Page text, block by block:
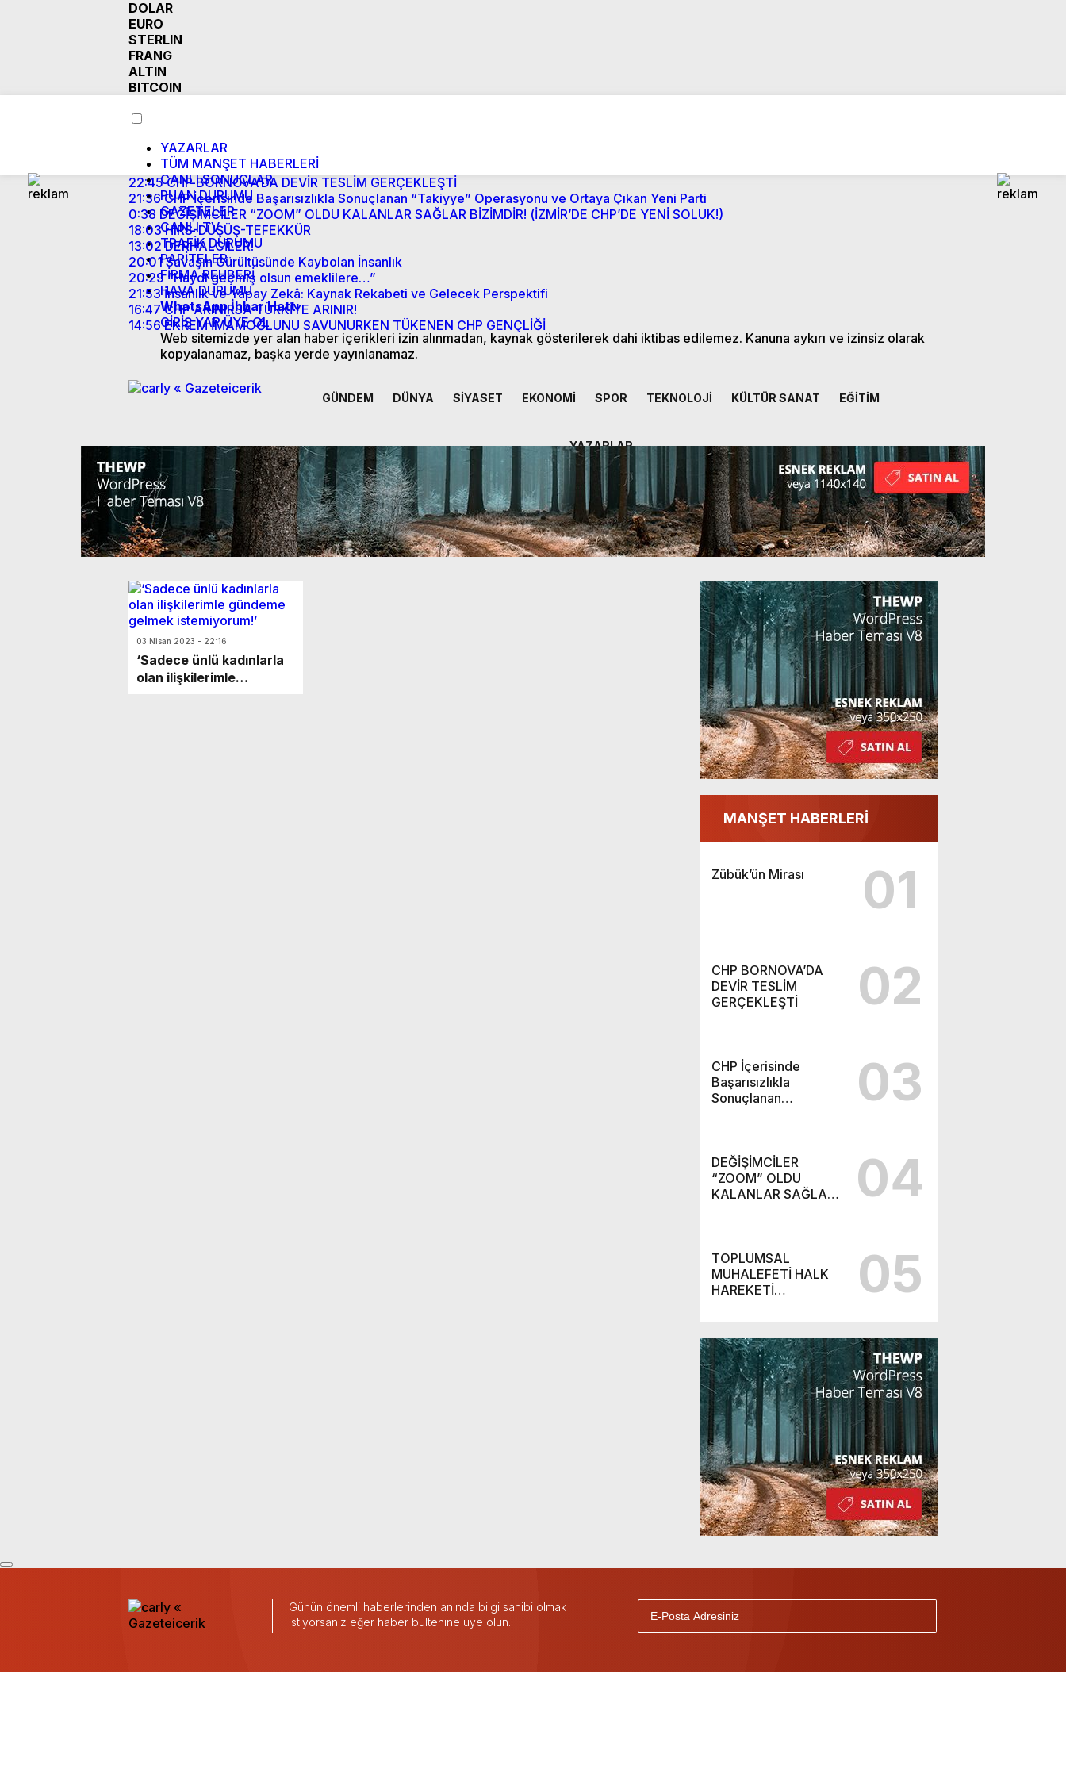
DOLAR
EURO
STERLIN
FRANG
ALTIN
BITCOIN
YAZARLAR
TÜM MANŞET HABERLERİ
CANLI SONUÇLAR
PUAN DURUMU
GAZETELER
CANLI TV
TRAFİK DURUMU
PARİTELER
FİRMA REHBERİ
HAVA DURUMU
WhatsApp İhbar Hattı
GİRİŞ YAP ÜYE OL
Web sitemizde yer alan haber içerikleri izin alınmadan, kaynak gösterilerek dahi iktibas edilemez. Kanuna aykırı ve izinsiz olarak
kopyalanamaz, başka yerde yayınlanamaz.
GÜNDEM DÜNYA SİYASET EKONOMİ SPOR TEKNOLOJİ KÜLTÜR SANAT EĞİTİM
YAZARLAR
22:45 CHP BORNOVA’DA DEVİR TESLİM GERÇEKLEŞTİ
21:36 CHP İçerisinde Başarısızlıkla Sonuçlanan “Takiyye” Operasyonu ve Ortaya Çıkan Yeni Parti
0:38 DEĞİŞİMCİLER “ZOOM” OLDU KALANLAR SAĞLAR BİZİMDİR! (İZMİR’DE CHP’DE YENİ SOLUK!)
18:03 HIRS-DÜŞÜŞ-TEFEKKÜR
13:02 DERHALCİLER!
20:01 Savaşın Gürültüsünde Kaybolan İnsanlık
20:29 “Haydi geçmiş olsun emeklilere…”
21:53 İnsanlık ve Yapay Zekâ: Kaynak Rekabeti ve Gelecek Perspektifi
16:47 CHP ARINIRSA TÜRKİYE ARINIR!
14:56 EKREM İMAMOĞLUNU SAVUNURKEN TÜKENEN CHP GENÇLİĞİ
03 Nisan 2023 - 22:16
‘Sadece ünlü kadınlarla
olan ilişkilerimle
MANŞET HABERLERİ
Zübük’ün Mirası 01
CHP BORNOVA’DA
DEVİR TESLİM
GERÇEKLEŞTİ
02
CHP İçerisinde
Başarısızlıkla
Sonuçlanan
Parti
03
DEĞİŞİMCİLER
“ZOOM” OLDU
KALANLAR SAĞLAR
04
TOPLUMSAL
MUHALEFETİ HALK
HAREKETİ
05
Günün önemli haberlerinden anında bilgi sahibi olmak
istiyorsanız eğer haber bültenine üye olun.